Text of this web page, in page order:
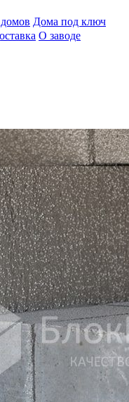
Дома под ключ
О заводе